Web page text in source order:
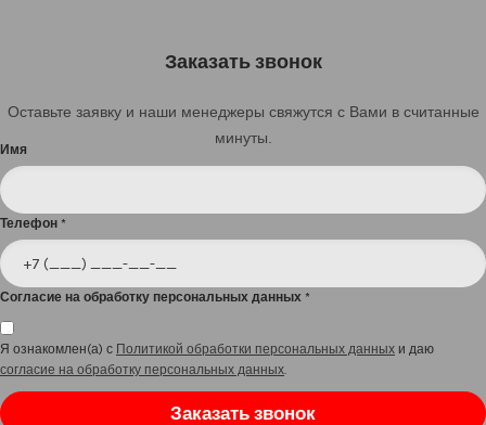
Заказать звонок
Оставьте заявку и наши менеджеры свяжутся с Вами в считанные
минуты.
Имя
Телефон *
Согласие на обработку персональных данных *
Я ознакомлен(а) с Политикой обработки персональных данных и даю
согласие на обработку персональных данных.
Заказать звонок